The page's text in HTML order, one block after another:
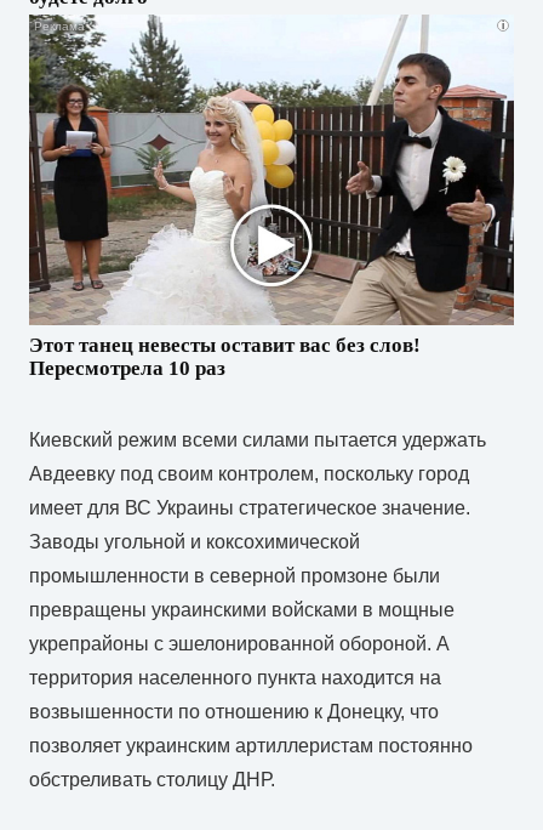
i
Этот танец невесты оставит вас без слов!
Пересмотрела 10 раз
Киевский режим всеми силами пытается удержать
Авдеевку под своим контролем, поскольку город
имеет для ВС Украины стратегическое значение.
Заводы угольной и коксохимической
промышленности в северной промзоне были
превращены украинскими войсками в мощные
укрепрайоны с эшелонированной обороной. А
территория населенного пункта находится на
возвышенности по отношению к Донецку, что
позволяет украинским артиллеристам постоянно
обстреливать столицу ДНР.